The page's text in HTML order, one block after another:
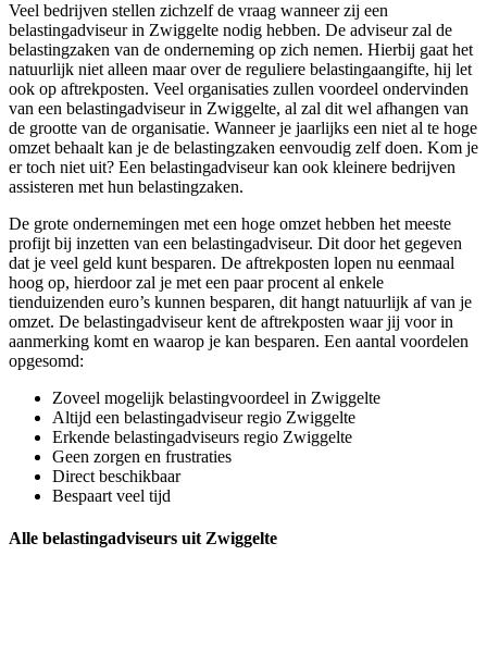
Veel bedrijven stellen zichzelf de vraag wanneer zij een
belastingadviseur in Zwiggelte nodig hebben. De adviseur zal de
belastingzaken van de onderneming op zich nemen. Hierbij gaat het
natuurlijk niet alleen maar over de reguliere belastingaangifte, hij let
ook op aftrekposten. Veel organisaties zullen voordeel ondervinden
van een belastingadviseur in Zwiggelte, al zal dit wel afhangen van
de grootte van de organisatie. Wanneer je jaarlijks een niet al te hoge
omzet behaalt kan je de belastingzaken eenvoudig zelf doen. Kom je
er toch niet uit? Een belastingadviseur kan ook kleinere bedrijven
assisteren met hun belastingzaken.
De grote ondernemingen met een hoge omzet hebben het meeste
profijt bij inzetten van een belastingadviseur. Dit door het gegeven
dat je veel geld kunt besparen. De aftrekposten lopen nu eenmaal
hoog op, hierdoor zal je met een paar procent al enkele
tienduizenden euro’s kunnen besparen, dit hangt natuurlijk af van je
omzet. De belastingadviseur kent de aftrekposten waar jij voor in
aanmerking komt en waarop je kan besparen. Een aantal voordelen
opgesomd:
Zoveel mogelijk belastingvoordeel in Zwiggelte
Altijd een belastingadviseur regio Zwiggelte
Erkende belastingadviseurs regio Zwiggelte
Geen zorgen en frustraties
Direct beschikbaar
Bespaart veel tijd
Alle belastingadviseurs uit Zwiggelte